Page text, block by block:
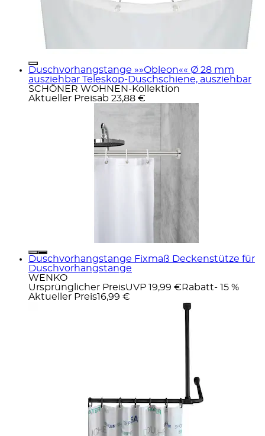
Duschvorhangstange »»Obleon«« Ø 28 mm
ausziehbar Teleskop-Duschschiene, ausziehbar
SCHÖNER WOHNEN-Kollektion
Aktueller Preisab 23,88 €
Duschvorhangstange Fixmaß Deckenstütze für
Duschvorhangstange
WENKO
Ursprünglicher PreisUVP 19,99 € Rabatt- 15 %
Aktueller Preis16,99 €